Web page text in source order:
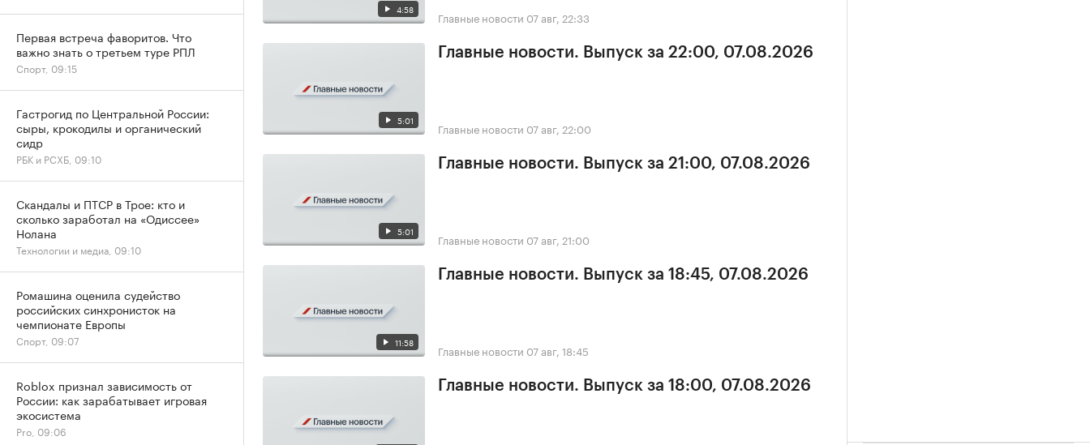
4:58 Главные новости 07 авг, 22:33
5:01
Главные новости. Выпуск за 22:00, 07.08.2026
Главные новости 07 авг, 22:00
5:01
Главные новости. Выпуск за 21:00, 07.08.2026
Главные новости 07 авг, 21:00
11:58
Главные новости. Выпуск за 18:45, 07.08.2026
Главные новости 07 авг, 18:45
Главные новости. Выпуск за 18:00, 07.08.2026
Первая встреча фаворитов. Что
важно знать о третьем туре РПЛ
Спорт, 09:15
Гастрогид по Центральной России:
сыры, крокодилы и органический
сидр
РБК и РСХБ, 09:10
Скандалы и ПТСР в Трое: кто и
сколько заработал на «Одиссее»
Нолана
Технологии и медиа, 09:10
Ромашина оценила судейство
российских синхронисток на
чемпионате Европы
Спорт, 09:07
Roblox признал зависимость от
России: как зарабатывает игровая
экосистема
Pro, 09:06